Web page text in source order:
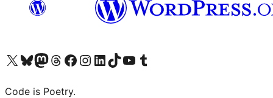
ຢ້ຽມຊົມບັນຊີ X (ຊື່ເກົ່າ Twitter) ຂອງພວກເຮົາຢ້ຽມຊົມບັນຊີ Bluesky ຂອງພວກເຮົາຢ້ຽມຊົມບັນຊີ Mastodon ຂອງພວກເຮົາຢ້ຽມຊົມບັນຊີ Threads ຂອງພວກເຮົາຢ້ຽມຊົມໜ້າ Facebook ຂອງພວກເຮົາຢ້ຽມຊົມບັນຊີ Instagram ຂອງພວກເຮົາຢ້ຽມຊົມບັນຊີ LinkedIn ຂອງພວກເຮົາຢ້ຽມຊົມບັນຊີ TikTok ຂອງພວກເຮົາຢ້ຽມຊົມຊ່ອງ YouTube ຂອງພວກເຮົາຢ້ຽມຊົມບັນຊີ Tumblr ຂອງພວກເຮົາ
Code is Poetry.